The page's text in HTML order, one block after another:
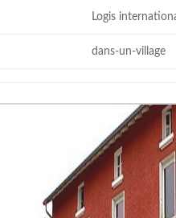
Logis
dans-un-village